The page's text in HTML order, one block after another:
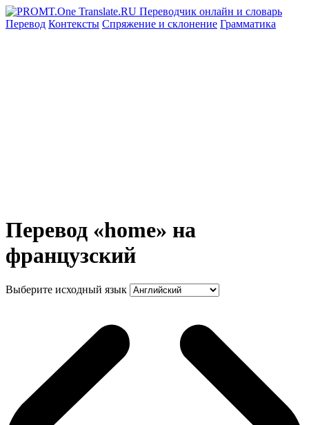
Перевод Контексты Спряжение и склонение Грамматика
Перевод «home» на
французский
Выберите исходный язык